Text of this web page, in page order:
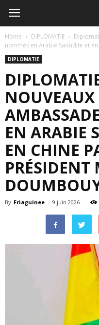
Home DIPLOMATIE
nommés en Arabie Saoudite et
DIPLOMATIE
NOUVEAUX
EN ARABIE
EN CHINE
By Friaguinee - 9 juin 2026